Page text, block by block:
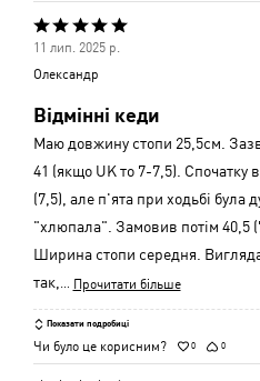
Оцінено
5
5
11 лип. 2025 р.
Олександр
Відмінні кеди
Маю довжину стопи 25,5см.
41 (якщо UK то 7-7,5). Спочатку
(7,5), але п'ята при ходьбі була
"хлюпала". Замовив потім 40,5
Ширина стопи середня.
так,… Прочитати більше
Показати подробиці
Чи було це корисним? 0 0